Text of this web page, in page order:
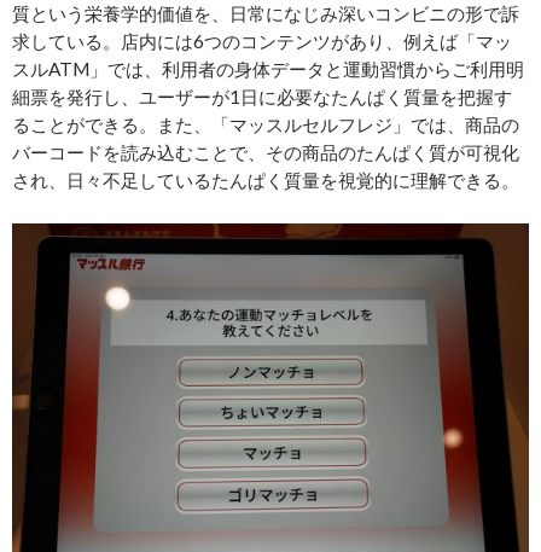
質という栄養学的価値を、日常になじみ深いコンビニの形で訴
求している。店内には6つのコンテンツがあり、例えば「マッ
スルATM」では、利用者の身体データと運動習慣からご利用明
細票を発行し、ユーザーが1日に必要なたんぱく質量を把握す
ることができる。また、「マッスルセルフレジ」では、商品の
バーコードを読み込むことで、その商品のたんぱく質が可視化
され、日々不足しているたんぱく質量を視覚的に理解できる。